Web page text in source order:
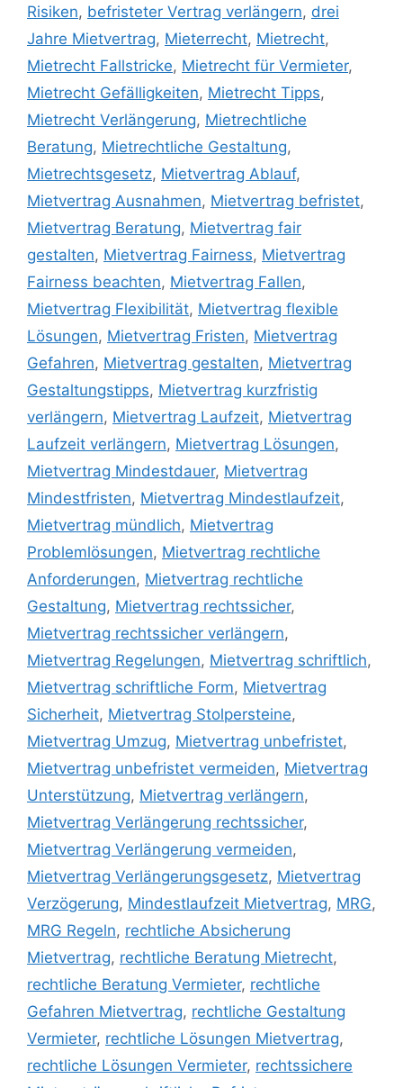
Risiken, befristeter Vertrag verlängern, drei
Jahre Mietvertrag, Mieterrecht, Mietrecht,
Mietrecht Fallstricke, Mietrecht für Vermieter,
Mietrecht Gefälligkeiten, Mietrecht Tipps,
Mietrecht Verlängerung, Mietrechtliche
Beratung, Mietrechtliche Gestaltung,
Mietrechtsgesetz, Mietvertrag Ablauf,
Mietvertrag Ausnahmen, Mietvertrag befristet,
Mietvertrag Beratung, Mietvertrag fair
gestalten, Mietvertrag Fairness, Mietvertrag
Fairness beachten, Mietvertrag Fallen,
Mietvertrag Flexibilität, Mietvertrag flexible
Lösungen, Mietvertrag Fristen, Mietvertrag
Gefahren, Mietvertrag gestalten, Mietvertrag
Gestaltungstipps, Mietvertrag kurzfristig
verlängern, Mietvertrag Laufzeit, Mietvertrag
Laufzeit verlängern, Mietvertrag Lösungen,
Mietvertrag Mindestdauer, Mietvertrag
Mindestfristen, Mietvertrag Mindestlaufzeit,
Mietvertrag mündlich, Mietvertrag
Problemlösungen, Mietvertrag rechtliche
Anforderungen, Mietvertrag rechtliche
Gestaltung, Mietvertrag rechtssicher,
Mietvertrag rechtssicher verlängern,
Mietvertrag Regelungen, Mietvertrag schriftlich,
Mietvertrag schriftliche Form, Mietvertrag
Sicherheit, Mietvertrag Stolpersteine,
Mietvertrag Umzug, Mietvertrag unbefristet,
Mietvertrag unbefristet vermeiden, Mietvertrag
Unterstützung, Mietvertrag verlängern,
Mietvertrag Verlängerung rechtssicher,
Mietvertrag Verlängerung vermeiden,
Mietvertrag Verlängerungsgesetz, Mietvertrag
Verzögerung, Mindestlaufzeit Mietvertrag, MRG,
MRG Regeln, rechtliche Absicherung
Mietvertrag, rechtliche Beratung Mietrecht,
rechtliche Beratung Vermieter, rechtliche
Gefahren Mietvertrag, rechtliche Gestaltung
Vermieter, rechtliche Lösungen Mietvertrag,
rechtliche Lösungen Vermieter, rechtssichere